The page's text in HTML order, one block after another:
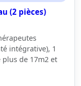
(2 pièces)
intégrative), 1
plus de 17m2 et